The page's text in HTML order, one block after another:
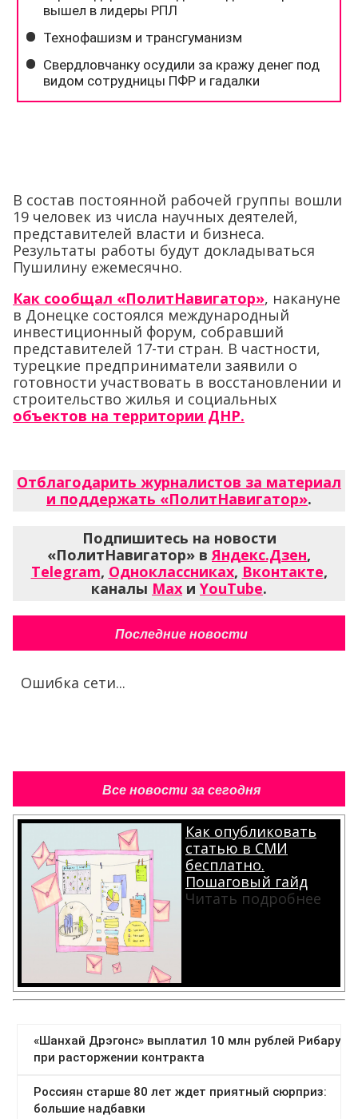
В состав постоянной рабочей группы вошли
19 человек из числа научных деятелей,
представителей власти и бизнеса.
Результаты работы будут докладываться
Пушилину ежемесячно.
Как сообщал «ПолитНавигатор», накануне
в Донецке состоялся международный
инвестиционный форум, собравший
представителей 17-ти стран. В частности,
турецкие предприниматели заявили о
готовности участвовать в восстановлении и
строительство жилья и социальных
объектов на территории ДНР.
Отблагодарить журналистов за материал
и поддержать «ПолитНавигатор».
Подпишитесь на новости
«ПолитНавигатор» вЯндекс.Дзен,
Telegram, Одноклассниках, Вконтакте,
каналы Max и YouTube.
Последние новости
Ошибка сети...
Все новости за сегодня
Как опубликовать
статью в СМИ
бесплатно.
Пошаговый гайд
Читать подробнее